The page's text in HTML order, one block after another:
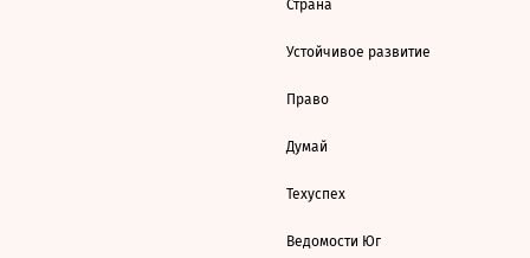
Страна
Устойчивое развитие
Право
Думай
Техуспех
Ведомости Юг